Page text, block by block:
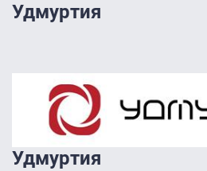
Удмуртия
Удмуртия